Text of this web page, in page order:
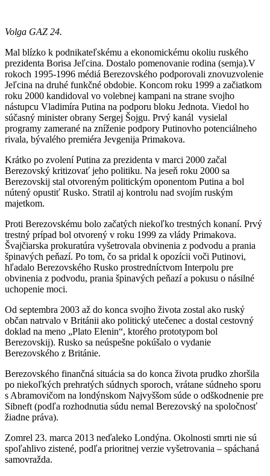
Volga GAZ 24.
Mal blízko k podnikateľskému a ekonomickému okoliu ruského
prezidenta Borisa Jeľcina. Dostalo pomenovanie rodina (semja).V
rokoch 1995-1996 médiá Berezovského podporovali znovuzvolenie
Jeľcina na druhé funkčné obdobie. Koncom roku 1999 a začiatkom
roku 2000 kandidoval vo volebnej kampani na strane svojho
nástupcu Vladimíra Putina na podporu bloku Jednota. Viedol ho
súčasný minister obrany Sergej Šojgu. Prvý kanál vysielal
programy zamerané na zníženie podpory Putinovho potenciálneho
rivala, bývalého premiéra Jevgenija Primakova.
Krátko po zvolení Putina za prezidenta v marci 2000 začal
Berezovský kritizovať jeho politiku. Na jeseň roku 2000 sa
Berezovskij stal otvoreným politickým oponentom Putina a bol
nútený opustiť Rusko. Stratil aj kontrolu nad svojím ruským
majetkom.
Proti Berezovskému bolo začatých niekoľko trestných konaní. Prvý
trestný prípad bol otvorený v roku 1999 za vlády Primakova.
Švajčiarska prokuratúra vyšetrovala obvinenia z podvodu a prania
špinavých peňazí. Po tom, čo sa pridal k opozícii voči Putinovi,
hľadalo Berezovského Rusko prostredníctvom Interpolu pre
obvinenia z podvodu, prania špinavých peňazí a pokusu o násilné
uchopenie moci.
Od septembra 2003 až do konca svojho života zostal ako ruský
občan natrvalo v Británii ako politický utečenec a dostal cestovný
doklad na meno „Plato Elenin“, ktorého prototypom bol
Berezovskij). Rusko sa neúspešne pokúšalo o vydanie
Berezovského z Británie.
Berezovského finančná situácia sa do konca života prudko zhoršila
po niekoľkých prehratých súdnych sporoch, vrátane súdneho sporu
s Abramovičom na londýnskom Najvyššom súde o odškodnenie pre
Sibneft (podľa rozhodnutia súdu nemal Berezovský na spoločnosť
žiadne práva).
Zomrel 23. marca 2013 neďaleko Londýna. Okolnosti smrti nie sú
spoľahlivo zistené, podľa prioritnej verzie vyšetrovania – spáchaná
samovražda.